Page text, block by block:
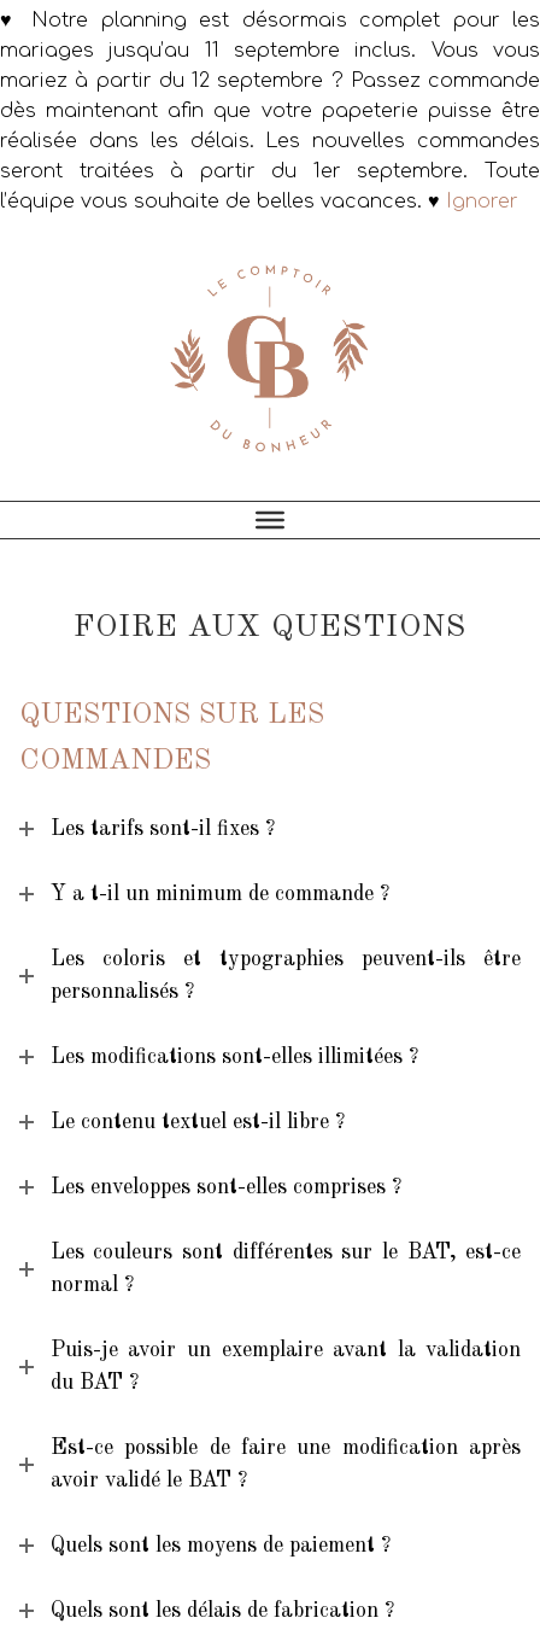
♥ Notre planning est désormais complet pour les
mariages jusqu’au 11 septembre inclus. Vous vous
mariez à partir du 12 septembre ? Passez commande
dès maintenant afin que votre papeterie puisse être
réalisée dans les délais. Les nouvelles commandes
seront traitées à partir du 1er septembre. Toute
l’équipe vous souhaite de belles vacances. ♥
Ignorer
FOIRE AUX QUESTIONS
QUESTIONS SUR LES
COMMANDES
Les tarifs sont-il fixes ?
Y a t-il un minimum de commande ?
Les coloris et typographies peuvent-ils être
personnalisés ?
Les modifications sont-elles illimitées ?
Le contenu textuel est-il libre ?
Les enveloppes sont-elles comprises ?
Les couleurs sont différentes sur le BAT, est-ce
normal ?
Puis-je avoir un exemplaire avant la validation
du BAT ?
Est-ce possible de faire une modification après
avoir validé le BAT ?
Quels sont les moyens de paiement ?
Quels sont les délais de fabrication ?